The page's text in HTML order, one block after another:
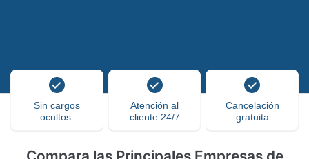
Sin cargos
ocultos.
Atención al
cliente 24/7
Cancelación
gratuita